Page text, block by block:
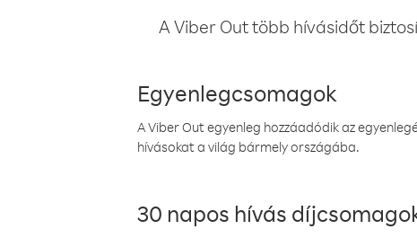
A Viber Out több hívásidőt
Egyenlegcsomagok
A Viber Out egyenleg hozzáadódik az
hívásokat a világ bármely országába.
30 napos hívás